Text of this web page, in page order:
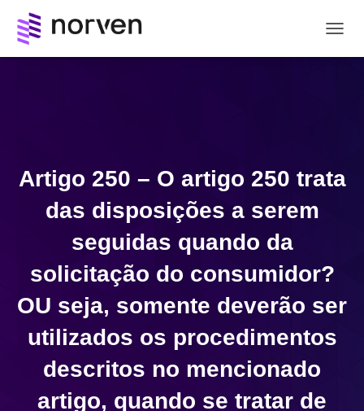
L
A
Artigo 250 – O artigo 250 trata
das disposições a serem
seguidas quando da
solicitação do consumidor?
OU seja, somente deverão ser
utilizados os procedimentos
descritos no mencionado
artigo, quando se tratar de